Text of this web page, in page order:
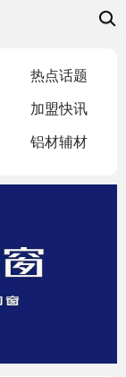
热点话题
加盟快讯
铝材辅材